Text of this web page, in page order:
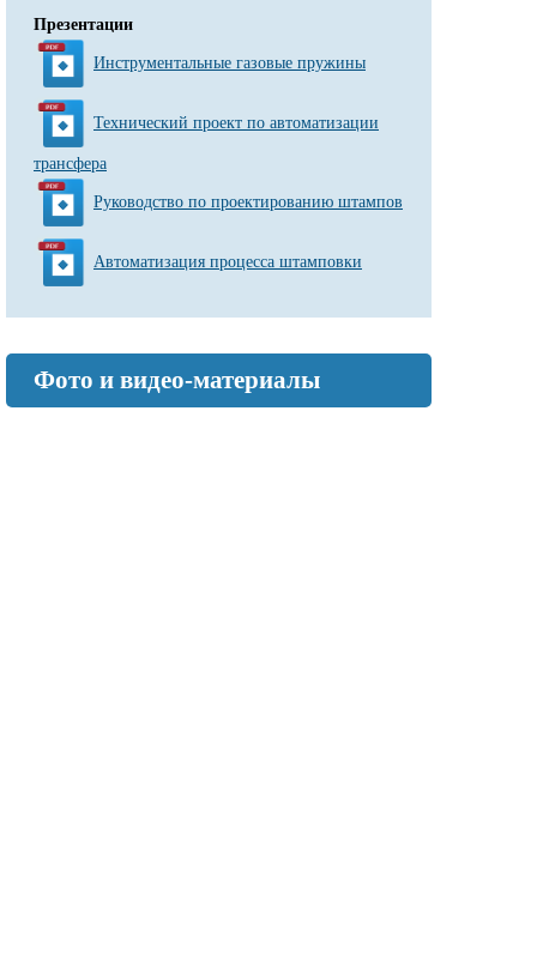
Презентации
Инструментальные газовые пружины
Технический проект по автоматизации
трансфера
Руководство по проектированию штампов
Автоматизация процесса штамповки
Фото и видео-материалы